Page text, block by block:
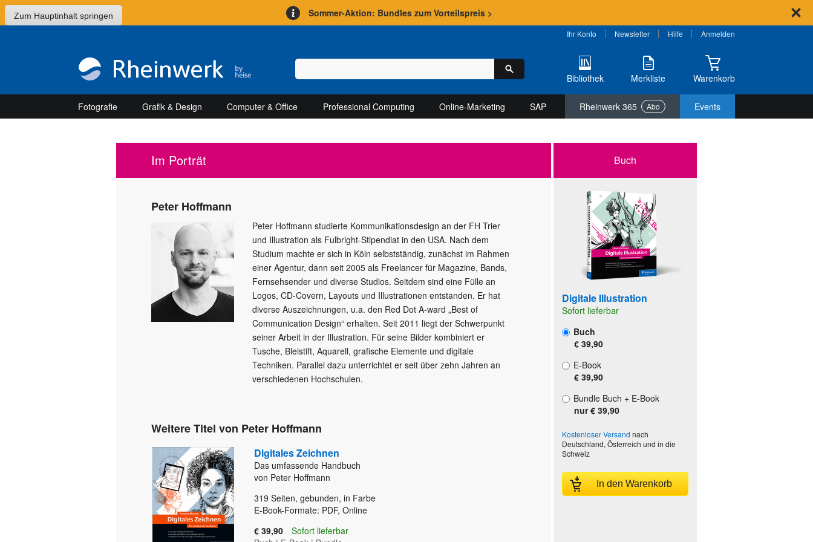
Zum Hauptinhalt springen Sommer-Aktion: Bundles zum Vorteilspreis >
Ihr Konto Newsletter Hilfe Anmelden
Bibliothek Merkliste Warenkorb
Fotografie Grafik & Design Computer & Office Professional Computing Online-Marketing SAP Rheinwerk 365 Abo Events
Im Porträt
Peter Hoffmann
Peter Hoffmann studierte Kommunikationsdesign an der FH Trier
und Illustration als Fulbright-Stipendiat in den USA. Nach dem
Studium machte er sich in Köln selbstständig, zunächst im Rahmen
einer Agentur, dann seit 2005 als Freelancer für Magazine, Bands,
Fernsehsender und diverse Studios. Seitdem sind eine Fülle an
Logos, CD-Covern, Layouts und Illustrationen entstanden. Er hat
diverse Auszeichnungen, u.a. den Red Dot A-ward „Best of
Communication Design“ erhalten. Seit 2011 liegt der Schwerpunkt
seiner Arbeit in der Illustration. Für seine Bilder kombiniert er
Tusche, Bleistift, Aquarell, grafische Elemente und digitale
Techniken. Parallel dazu unterrichtet er seit über zehn Jahren an
verschiedenen Hochschulen.
Weitere Titel von Peter Hoffmann
Digitales Zeichnen
Das umfassende Handbuch
von Peter Hoffmann
319 Seiten, gebunden, in Farbe
E-Book-Formate: PDF, Online
€ 39,90
Sofort lieferbar
Buch
Digitale Illustration
Sofort lieferbar
Buch
€ 39,90
E-Book
€ 39,90
Bundle Buch + E-Book
nur € 39,90
Kostenloser Versand nach
Deutschland, Österreich und in die
Schweiz
In den Warenkorb